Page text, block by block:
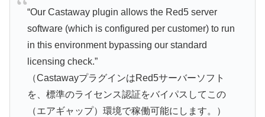
“Our Castaway plugin allows the Red5 server
software (which is configured per customer) to run
in this environment bypassing our standard
licensing check.”
（CastawayプラグインはRed5サーバーソフト
を、標準のライセンス認証をバイパスしてこの
（エアギャップ）環境で稼働可能にします。）